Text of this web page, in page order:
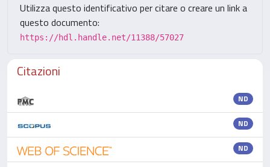
Utilizza questo identificativo per citare o creare un link a
questo documento:
https://hdl.handle.net/11388/57027
Citazioni
ND
ND
ND